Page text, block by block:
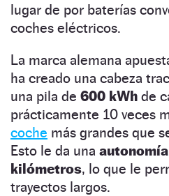
lugar de por baterías
coches eléctricos.
La marca alemana
ha creado una cabeza
una pila de 600 kWh de
prácticamente 10 veces
coche más grandes que
Esto le da una
kilómetros, lo que le
trayectos largos.